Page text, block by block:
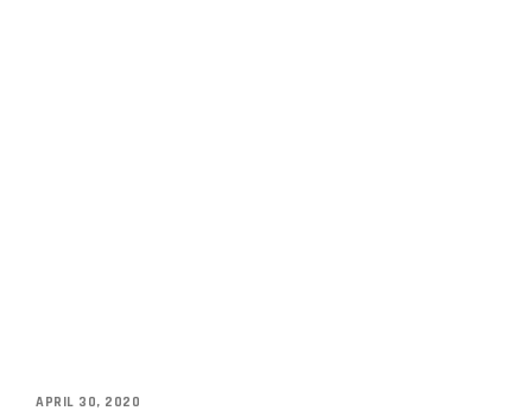
APRIL 30, 2020